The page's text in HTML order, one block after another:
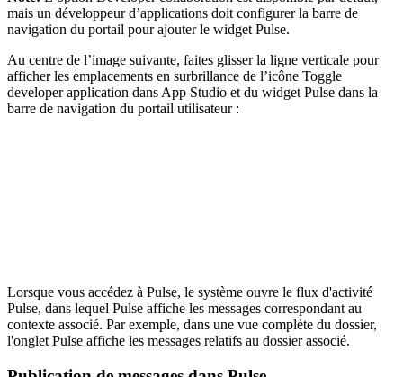
mais un développeur d’applications doit configurer la barre de
navigation du portail pour ajouter le widget Pulse.
Au centre de l’image suivante, faites glisser la ligne verticale pour
afficher les emplacements en surbrillance de l’icône Toggle
developer application dans App Studio et du widget Pulse dans la
barre de navigation du portail utilisateur :
Lorsque vous accédez à Pulse, le système ouvre le flux d'activité
Pulse, dans lequel Pulse affiche les messages correspondant au
contexte associé. Par exemple, dans une vue complète du dossier,
l'onglet Pulse affiche les messages relatifs au dossier associé.